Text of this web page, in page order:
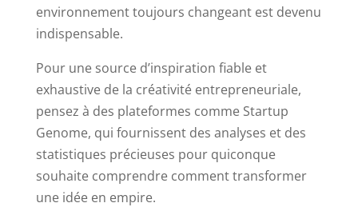
environnement toujours changeant est devenu
indispensable.
Pour une source d’inspiration fiable et
exhaustive de la créativité entrepreneuriale,
pensez à des plateformes comme Startup
Genome, qui fournissent des analyses et des
statistiques précieuses pour quiconque
souhaite comprendre comment transformer
une idée en empire.